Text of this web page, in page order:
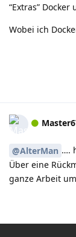
“Extras”
Wobei ich
@AlterMan ….
Über eine
ganze Arbeit